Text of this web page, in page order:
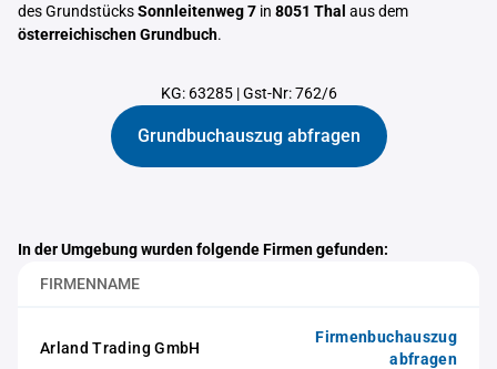
des GrundstücksSonnleitenweg 7 in 8051 Thal aus dem
österreichischen Grundbuch.
KG: 63285|Gst-Nr: 762/6
Grundbuchauszug abfragen
In der Umgebung wurden folgende Firmen gefunden:
FIRMENNAME
Arland Trading GmbH
Firmenbuchauszug
abfragen